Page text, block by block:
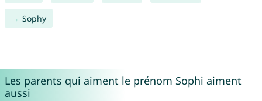
Sophy
Les parents qui aiment le prénom Sophi aiment
aussi